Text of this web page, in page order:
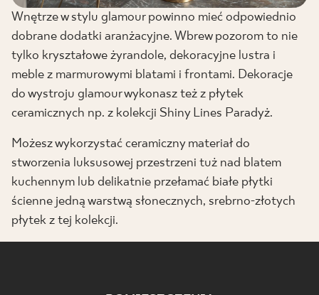
Wnętrze w stylu glamour powinno mieć odpowiednio
dobrane dodatki aranżacyjne. Wbrew pozorom to nie
tylko kryształowe żyrandole, dekoracyjne lustra i
meble z marmurowymi blatami i frontami. Dekoracje
do wystroju glamour wykonasz też z płytek
ceramicznych np. z kolekcji Shiny Lines Paradyż.
Możesz wykorzystać ceramiczny materiał do
stworzenia luksusowej przestrzeni tuż nad blatem
kuchennym lub delikatnie przełamać białe płytki
ścienne jedną warstwą słonecznych, srebrno-złotych
płytek z tej kolekcji.